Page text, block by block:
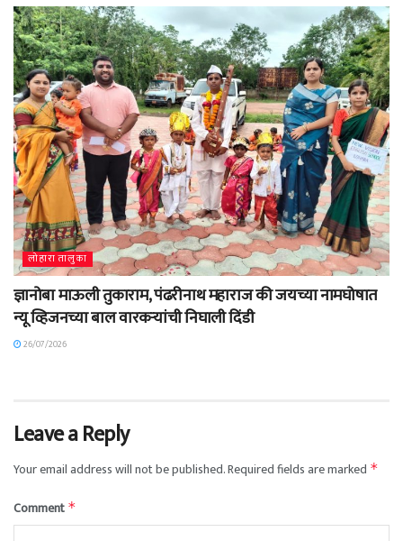
लोहारा तालुका
ज्ञानोबा माऊली तुकाराम, पंढरीनाथ महाराज की जयच्या नामघोषात
न्यू व्हिजनच्या बाल वारकऱ्यांची निघाली दिंडी
26/07/2026
Leave a Reply
Your email address will not be published.Required fields are marked *
Comment *